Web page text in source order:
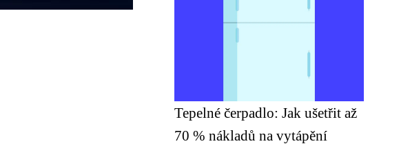
Tepelné čerpadlo: Jak ušetřit až
70 % nákladů na vytápění